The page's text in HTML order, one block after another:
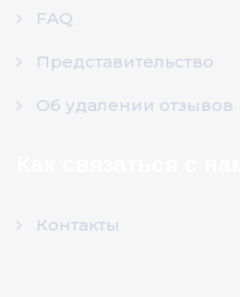
FAQ
Представительство
Об удалении отзывов
Контакты